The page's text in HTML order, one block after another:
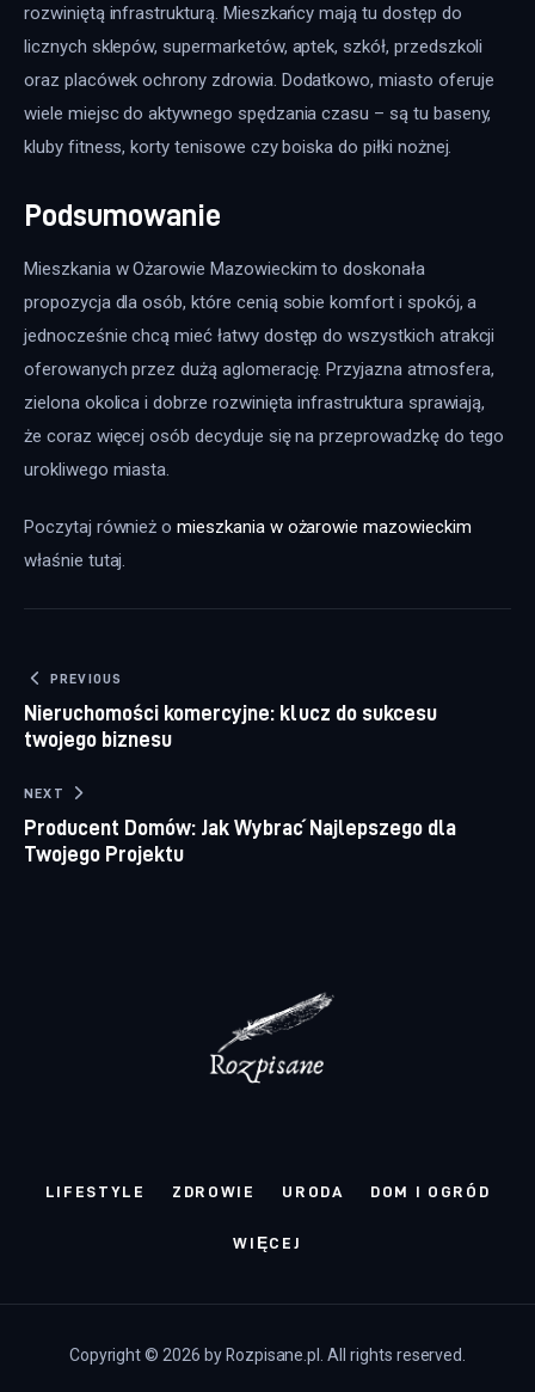
rozwiniętą infrastrukturą. Mieszkańcy mają tu dostęp do
licznych sklepów, supermarketów, aptek, szkół, przedszkoli
oraz placówek ochrony zdrowia. Dodatkowo, miasto oferuje
wiele miejsc do aktywnego spędzania czasu – są tu baseny,
kluby fitness, korty tenisowe czy boiska do piłki nożnej.
Podsumowanie
Mieszkania w Ożarowie Mazowieckim to doskonała
propozycja dla osób, które cenią sobie komfort i spokój, a
jednocześnie chcą mieć łatwy dostęp do wszystkich atrakcji
oferowanych przez dużą aglomerację. Przyjazna atmosfera,
zielona okolica i dobrze rozwinięta infrastruktura sprawiają,
że coraz więcej osób decyduje się na przeprowadzkę do tego
urokliwego miasta.
Poczytaj również o mieszkania w ożarowie mazowieckim
właśnie tutaj.
Nawigacja wpisu
PREVIOUS
Nieruchomości komercyjne: klucz do sukcesu
twojego biznesu
NEXT
Producent Domów: Jak Wybrać Najlepszego dla
Twojego Projektu
LIFESTYLE ZDROWIE URODA DOM I OGRÓD
WIĘCEJ
Copyright © 2026 by Rozpisane.pl. All rights reserved.